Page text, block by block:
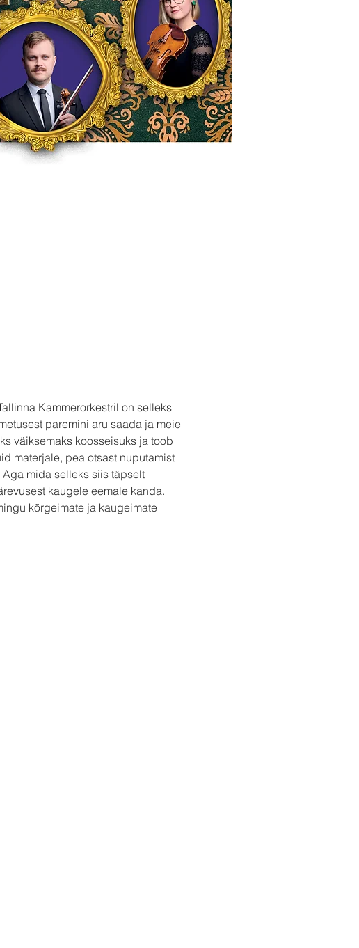
Kammerorkestril on selleks
paremini aru saada ja meie
väiksemaks koosseisuks ja toob
materjale, pea otsast nuputamist
mida selleks siis täpselt
kaugele eemale kanda.
kõrgeimate ja kaugeimate